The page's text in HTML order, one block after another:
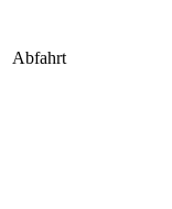
Abfahrt